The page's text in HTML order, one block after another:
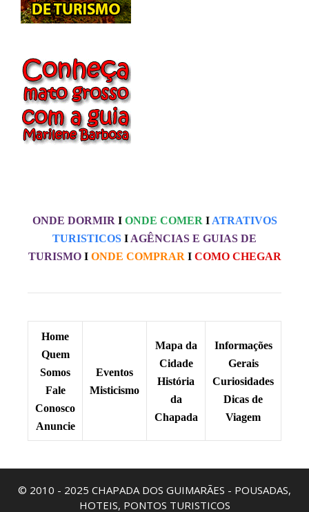
ONDE DORMIR I ONDE COMER I ATRATIVOS
TURISTICOS I AGÊNCIAS E GUIAS DE
TURISMOI ONDE COMPRAR I COMO CHEGAR
Home
Quem
Somos
Fale
Conosco
Anuncie
Eventos
Misticismo
Mapa da
Cidade
História
da
Chapada
Informações
Gerais
Curiosidades
Dicas de
Viagem
© 2010 - 2025 CHAPADA DOS GUIMARÃES - POUSADAS,
HOTEIS, PONTOS TURISTICOS